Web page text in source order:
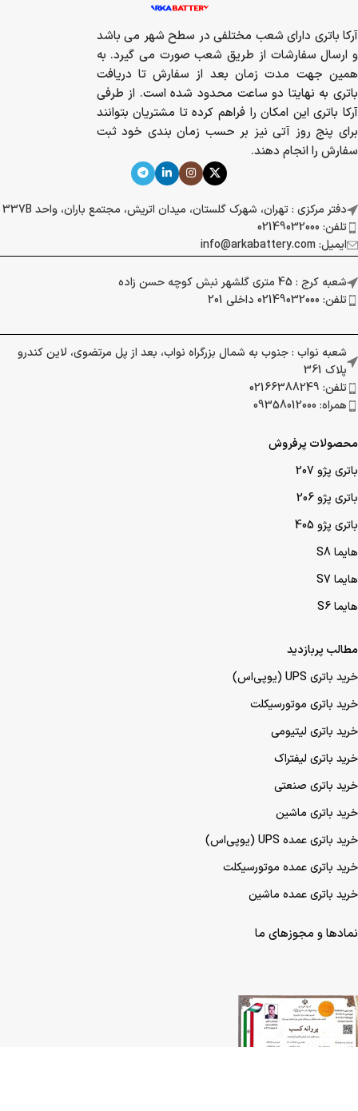
آرکا باتری دارای شعب مختلفی در سطح شهر می باشد
و ارسال سفارشات از طریق شعب صورت می گیرد. به
همین جهت مدت زمان بعد از سفارش تا دریافت
باتری به نهایتا دو ساعت محدود شده است. از طرفی
آرکا باتری این امکان را فراهم کرده تا مشتریان بتوانند
برای پنج روز آتی نیز بر حسب زمان بندی خود ثبت
سفارش را انجام دهند.
دفتر مرکزی : تهران، شهرک گلستان، میدان اتریش، مجتمع باران، واحد 337B
تلفن: 02149032000
ایمیل: info@arkabattery.com
شعبه کرج : 45 متری گلشهر نبش کوچه حسن زاده
تلفن: 02149032000 داخلی 201
شعبه نواب : جنوب به شمال بزرگراه نواب، بعد از پل مرتضوی، لاین کندرو
پلاک 361
تلفن: 02166388249
همراه: 09358012000
محصولات پرفروش
باتری پژو 207
باتری پژو 206
باتری پژو 405
هایما S8
هایما S7
هایما S6
مطالب پربازدید
خرید باتری UPS (یو‌پی‌اس)
خرید باتری موتورسیکلت
خرید باتری لیتیومی
خرید باتری لیفتراک
خرید باتری صنعتی
خرید باتری ماشین
خرید باتری عمده UPS (یو‌پی‌اس)
خرید باتری عمده موتورسیکلت
خرید باتری عمده ماشین
نمادها و مجوزهای ما